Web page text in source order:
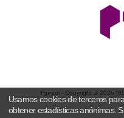
Fjprom - Copyright © 2026
Usamos cookies de terceros
obtener estadísticas anónimas.